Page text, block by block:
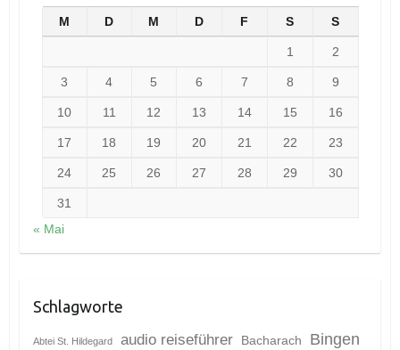
M D M D F S S
1 2
3 4 5 6 7 8 9
10 11 12 13 14 15 16
17 18 19 20 21 22 23
24 25 26 27 28 29 30
31
« Mai
Schlagworte
Abtei St. Hildegard audio reiseführer Bacharach
Bingen